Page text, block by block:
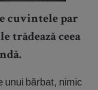
cuvintele par
trădează ceea
unui bărbat, nimic